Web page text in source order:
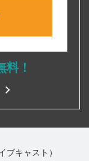
料！
ブキャスト）